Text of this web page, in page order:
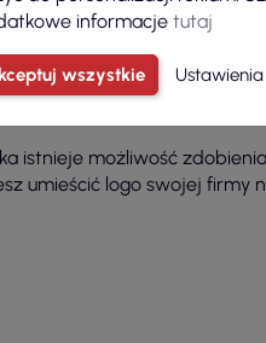
istnieje możliwość
umieścić logo swojej firmy
informacje tutaj
wszystkie Ustawienia